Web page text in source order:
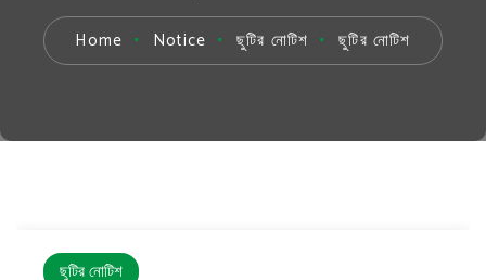
Home Notice ছুটির নোটিশ ছুটির নোটিশ
ছুটির নোটিশ